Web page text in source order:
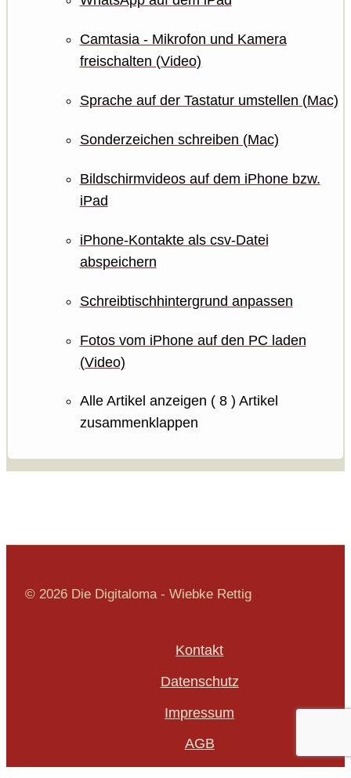
Camtasia - Mikrofon und Kamera
freischalten (Video)
Sprache auf der Tastatur umstellen (Mac)
Sonderzeichen schreiben (Mac)
Bildschirmvideos auf dem iPhone bzw.
iPad
iPhone-Kontakte als csv-Datei
abspeichern
Schreibtischhintergrund anpassen
Fotos vom iPhone auf den PC laden
(Video)
Alle Artikel anzeigen ( 8 ) Artikel
zusammenklappen
© 2026 Die Digitaloma - Wiebke Rettig
Kontakt
Datenschutz
Impressum
AGB